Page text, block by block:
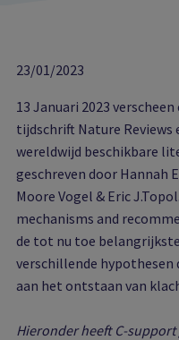
23/01/2023
13 Januari 2023
tijdschrift Nature Reviews
wereldwijd beschikbare
geschreven door Hannah
Moore Vogel & Eric
mechanisms and
de tot nu toe
verschillende
aan het ontstaan van
Hieronder heeft C-